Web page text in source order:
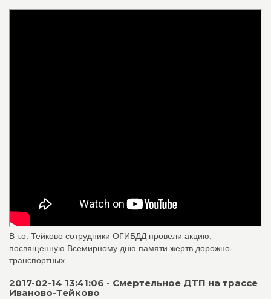
В г.о. Тейково сотрудники ОГИБДД провели акцию,
посвященную Всемирному дню памяти жертв дорожно-
транспортных ...
2017-02-14 13:41:06 - Смертельное ДТП на трассе
Иваново-Тейково